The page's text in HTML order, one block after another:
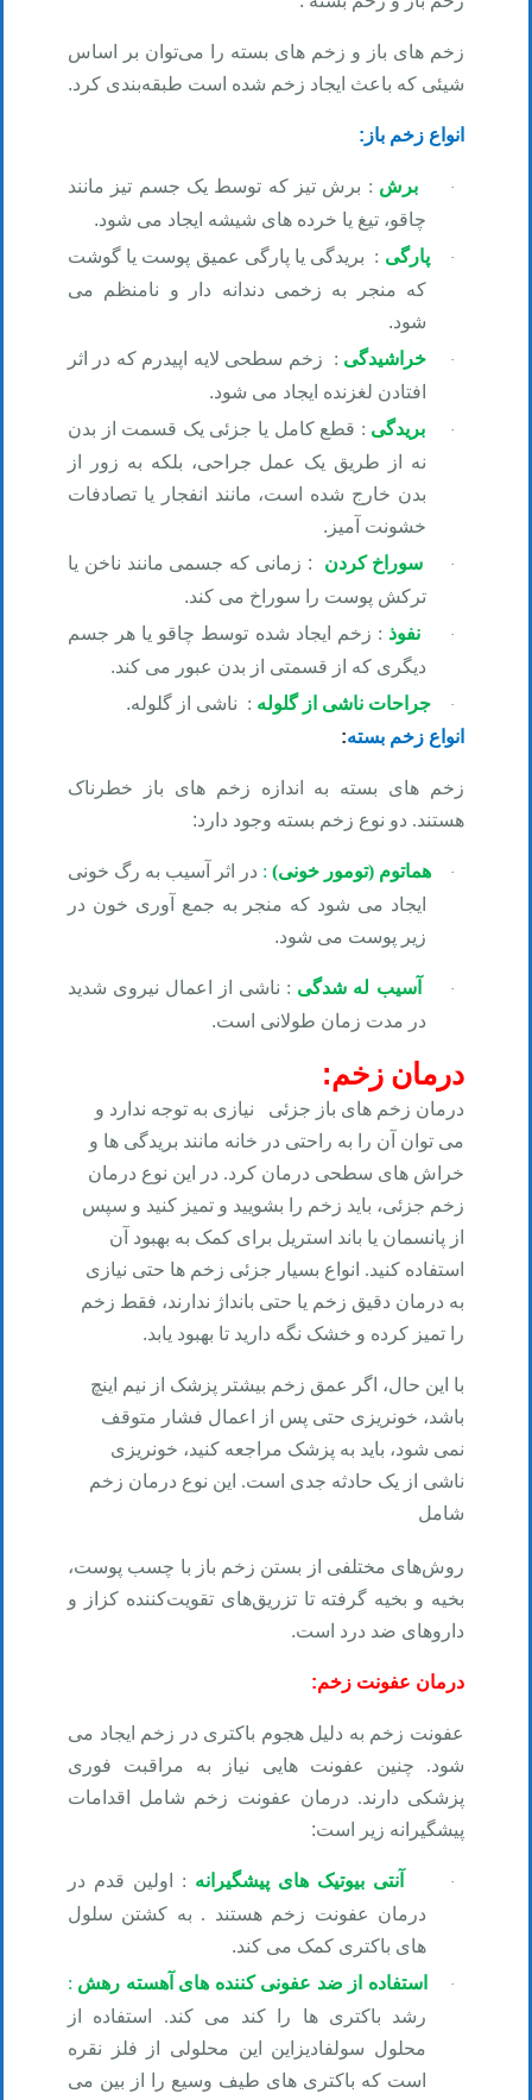
زخم های باز
و زخم های بسته را می‌توان بر اساس
شیئی که باعث ایجاد زخم شده است طبقه‌بندی کرد.
انواع زخم باز :
· برش : برش تیز که توسط یک جسم تیز مانند
چاقو، تیغ یا خرده های شیشه ایجاد می شود.
· پارگی : بریدگی یا پارگی عمیق پوست یا گوشت
که منجر به زخمی دندانه دار و نامنظم می
شود.
· خراشیدگی :
زخم سطحی لایه اپیدرم که در اثر
افتادن لغزنده ایجاد می شود.
· بریدگی : قطع کامل یا جزئی یک قسمت از بدن
نه از طریق یک عمل جراحی، بلکه به زور از
بدن خارج شده است، مانند انفجار یا تصادفات
خشونت آمیز .
· سوراخ کردن : زمانی که جسمی مانند ناخن یا
ترکش پوست را سوراخ می کند.
· نفوذ : زخم ایجاد شده توسط چاقو یا هر جسم
دیگری که از قسمتی از بدن عبور می کند.
· جراحات ناشی از گلوله : ناشی از گلوله.
انواع زخم بسته:
زخم های بسته به اندازه زخم های باز خطرناک
هستند. دو نوع زخم بسته وجود دارد:
· هماتوم (تومور خونی) : در اثر آسیب به رگ خونی
ایجاد می شود که منجر به جمع آوری خون در
زیر پوست می شود.
· آسیب له شدگی : ناشی از اعمال نیروی شدید
در مدت زمان طولانی است.
درمان زخم:
درمان زخم های باز جزئی
نیازی به توجه ندارد و
می توان آن را به راحتی در خانه مانند بریدگی ها و
خراش های سطحی درمان کرد. در این نوع درمان
زخم جزئی، باید زخم را بشویید و تمیز کنید و سپس
از پانسمان یا باند استریل برای کمک به بهبود آن
استفاده کنید. انواع بسیار جزئی زخم ها حتی نیازی
به درمان دقیق زخم یا حتی بانداژ ندارند، فقط زخم
را تمیز کرده و خشک نگه دارید تا بهبود یابد.
با این حال، اگر عمق زخم بیشتر پزشک از نیم اینچ
باشد، خونریزی حتی پس از اعمال فشار متوقف
نمی شود، باید به پزشک مراجعه کنید، خونریزی
ناشی از یک حادثه جدی است. این نوع درمان زخم
شامل
روش‌های مختلفی از بستن زخم باز با چسب پوست،
بخیه و بخیه گرفته تا تزریق‌های تقویت‌کننده کزاز و
داروهای ضد درد است.
درمان عفونت زخم:
عفونت زخم به دلیل هجوم باکتری در زخم ایجاد می
شود. چنین عفونت هایی نیاز به مراقبت فوری
پزشکی دارند. درمان عفونت زخم شامل اقدامات
پیشگیرانه زیر است:
· آنتی بیوتیک های پیشگیرانه :
اولین قدم در
درمان عفونت زخم هستند . به کشتن سلول
های باکتری کمک می کند.
· استفاده از ضد عفونی کننده های آهسته رهش :
رشد باکتری ها را کند می کند. استفاده از
محلول سولفادیزاین این محلولی از فلز نقره
است که باکتری های طیف وسیع را از بین می